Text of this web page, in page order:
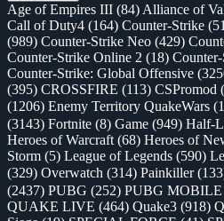
Age of Empires III (84) Alliance of
Call of Duty4 (164) Counter-Strike
(989) Counter-Strike Neo (429)
Counter-Strike Online 2 (18)
Counter-Strike: Global Offensive
(395) CROSSFIRE (113) CSPromod
(1206) Enemy Territory QuakeWars
(3143) Fortnite (8) Game (949) Half-
Heroes of Warcraft (68) Heroes of
Storm (5) League of Legends (590)
(329) Overwatch (314) Painkiller
(2437) PUBG (252) PUBG MOBILE
QUAKE LIVE (464) Quake3 (918)